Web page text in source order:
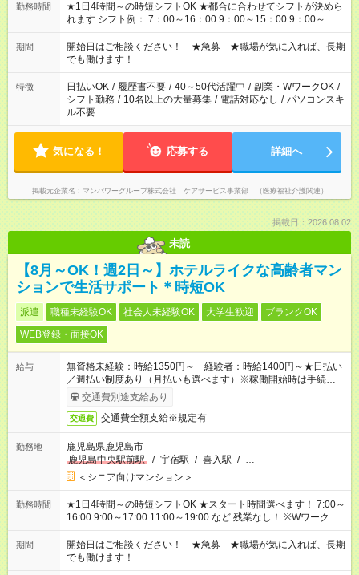
勤務時間
★1日4時間～の時短シフトOK ★都合に合わせてシフトが決めら
れます シフト例： 7：00～16：00 9：00～15：00 9：00～
18：00 11：00～20：00 など ※Wワークの場合、他のお仕事と
合わせ週40時間超の就業はご案内できません ※法令に基づき、
週20時間以上勤務は社会保険への加入対象となります ※労働者
派遣法（日雇い派遣の原則禁止）により、短時間・短期間の就
業はご案内が難しい場合があります
期間
開始日はご相談ください！ ★急募 ★職場が気に入れば、長期
でも働けます！
特徴 日払いOK / 履歴書不要 / 40～50代活躍中 / 副業・WワークOK /
シフト勤務 / 10名以上の大量募集 / 電話対応なし / パソコンスキ
ル不要
気になる！ 応募する 詳細へ
掲載元企業名 マンパワーグループ株式会社 ケアサービス事業部 （医療福祉介護関連）
掲載日：2026.08.02
未読
【8月～OK！週2日～】ホテルライクな高齢者マン
ションで生活サポート＊時短OK
派遣 職種未経験OK 社会人未経験OK 大学生歓迎
ブランクOK
WEB登録・面接OK
給与
無資格未経験：時給1350円～ 経験者：時給1400円～★日払い
／週払い制度あり（月払いも選べます）※稼働開始時は手続き完
了次第のお支払いとなります。
交通費別途支給あり
交通費 交通費全額支給※規定有
勤務地
鹿児島県鹿児島市
鹿児島中央駅前駅
/ 宇宿駅 / 喜入駅 / …
＜シニア向けマンション＞
勤務時間
★1日4時間～の時短シフトOK ★スタート時間選べます！ 7:00～
16:00 9:00～17:00 11:00～19:00 など 残業なし！ ※Wワークの
場合、他のお仕事と合わせ週40時間超の就業はご案内できませ
ん ※法令に基づき、週20時間以上勤務は社会保険への加入対象
となります ※労働者派遣法（日雇い派遣の原則禁止）により、
短時間・短期間の就業はご案内が難しい場合があります
期間
開始日はご相談ください！ ★急募 ★職場が気に入れば、長期
でも働けます！